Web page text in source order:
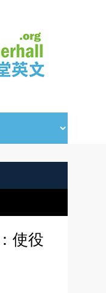
使役